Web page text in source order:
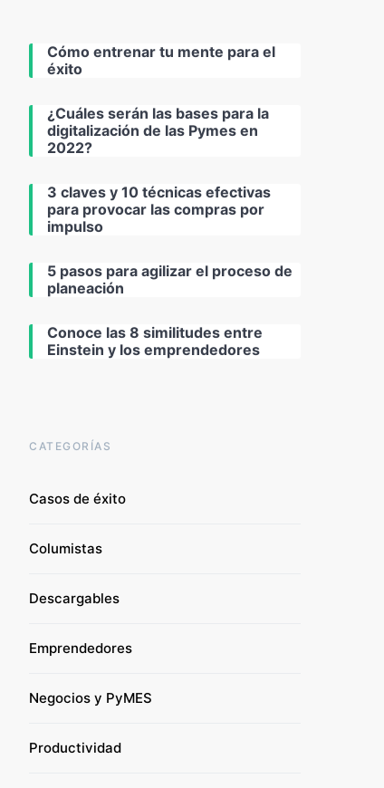
Cómo entrenar tu mente para el
éxito
¿Cuáles serán las bases para la
digitalización de las Pymes en
2022?
3 claves y 10 técnicas efectivas
para provocar las compras por
impulso
5 pasos para agilizar el proceso de
planeación
Conoce las 8 similitudes entre
Einstein y los emprendedores
CATEGORÍAS
Casos de éxito
Columistas
Descargables
Emprendedores
Negocios y PyMES
Productividad